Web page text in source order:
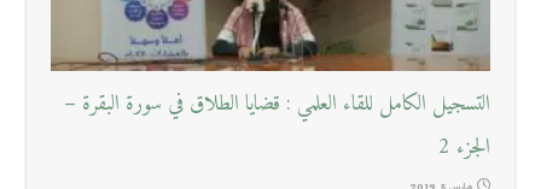
التسجيل الكامل للقاء العلمي : قضايا الطلاق في سورة البقرة –
الجزء 2